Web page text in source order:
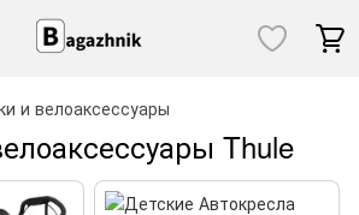
и велоаксессуары
Thule